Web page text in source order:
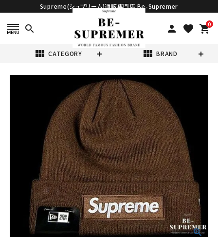
Supreme(シュプリーム)通販専門店 Be-Supremer
search person favorite 0
shopping_cart
view_module CATEGORY view_module BRAND
Supreme シュプ
リーム 21FW
New Era Box
Logo Beanie ニ
ューエラボックス
ロゴビーニー ニッ
ト帽 ダークブラ
(税込)
NEW ITEMS